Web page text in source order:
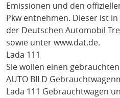
Emissionen und den
Pkw entnehmen. Dieser ist
der Deutschen Automobil
sowie unter www.dat.de.
Lada 111
Sie wollen einen gebrauchten
AUTO BILD
Lada 111 Gebrauchtwagen